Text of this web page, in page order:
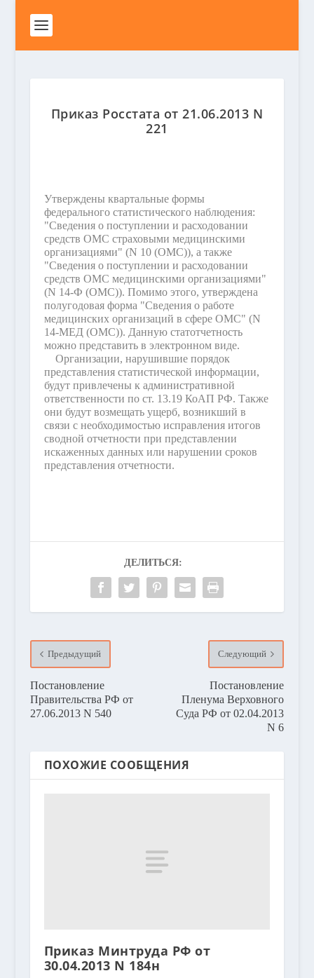
Приказ Росстата от 21.06.2013 N
221
Утверждены квартальные формы
федерального статистического наблюдения:
"Сведения о поступлении и расходовании
средств ОМС страховыми медицинскими
организациями" (N 10 (ОМС)), а также
"Сведения о поступлении и расходовании
средств ОМС медицинскими организациями"
(N 14-Ф (ОМС)). Помимо этого, утверждена
полугодовая форма "Сведения о работе
медицинских организаций в сфере ОМС" (N
14-МЕД (ОМС)). Данную статотчетность
можно представить в электронном виде.
Организации, нарушившие порядок
представления статистической информации,
будут привлечены к административной
ответственности по ст. 13.19 КоАП РФ. Также
они будут возмещать ущерб, возникший в
связи с необходимостью исправления итогов
сводной отчетности при представлении
искаженных данных или нарушении сроков
представления отчетности.
ДЕЛИТЬСЯ:
Предыдущий
Постановление
Правительства РФ от
27.06.2013 N 540
Следующий
Постановление
Пленума Верховного
Суда РФ от 02.04.2013
N 6
ПОХОЖИЕ СООБЩЕНИЯ
Приказ Минтруда РФ от
30.04.2013 N 184н